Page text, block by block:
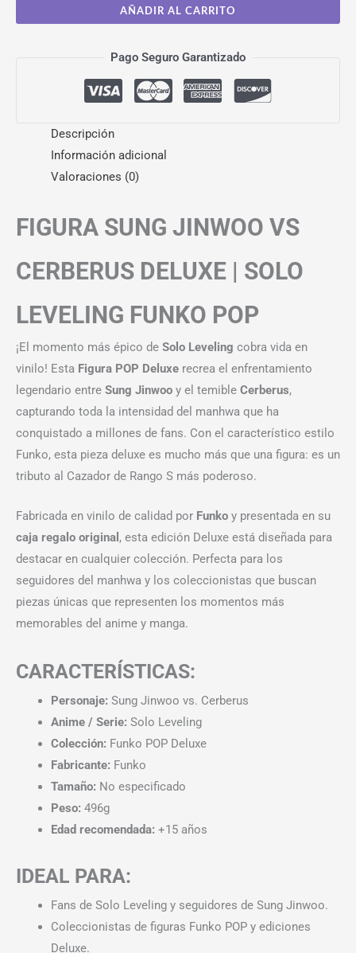
AÑADIR AL CARRITO
Pago Seguro Garantizado
Descripción
Información adicional
Valoraciones (0)
FIGURA SUNG JINWOO VS
CERBERUS DELUXE | SOLO
LEVELING FUNKO POP
¡El momento más épico de Solo Leveling cobra vida en
vinilo! Esta Figura POP Deluxe recrea el enfrentamiento
legendario entre Sung Jinwoo y el temible Cerberus,
capturando toda la intensidad del manhwa que ha
conquistado a millones de fans. Con el característico estilo
Funko, esta pieza deluxe es mucho más que una figura: es un
tributo al Cazador de Rango S más poderoso.
Fabricada en vinilo de calidad por Funko y presentada en su
caja regalo original , esta edición Deluxe está diseñada para
destacar en cualquier colección. Perfecta para los
seguidores del manhwa y los coleccionistas que buscan
piezas únicas que representen los momentos más
memorables del anime y manga.
CARACTERÍSTICAS:
Personaje: Sung Jinwoo vs. Cerberus
Anime / Serie: Solo Leveling
Colección: Funko POP Deluxe
Fabricante: Funko
Tamaño: No especificado
Peso: 496g
Edad recomendada: +15 años
IDEAL PARA:
Fans de Solo Leveling y seguidores de Sung Jinwoo.
Coleccionistas de figuras Funko POP y ediciones
Deluxe.